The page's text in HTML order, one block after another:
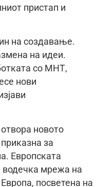
пристап и
на создавање.
на идеи.
со МНТ,
нови
новото
за
Европската
водечка мрежа на
посветена на